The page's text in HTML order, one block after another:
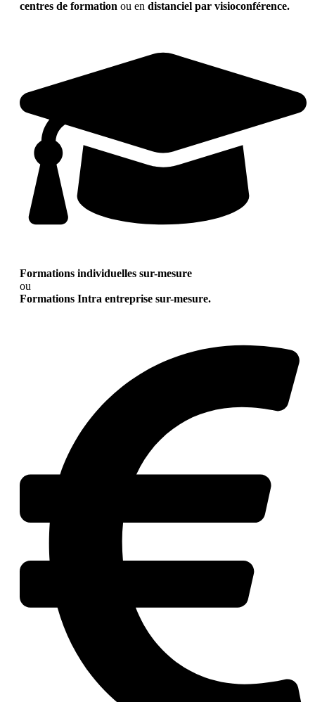
centres de formation ou en distanciel par visioconférence.
Formations individuelles sur-mesure
ou
Formations Intra entreprise sur-mesure.